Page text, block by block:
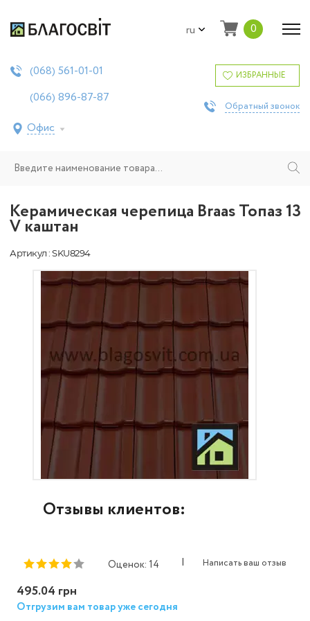
ru 0
(068) 561-01-01
(066) 896-87-87
Офис
ИЗБРАННЫЕ
Обратный звонок
Керамическая черепица Braas Топаз 13
V каштан
Артикул : SKU8294
Отзывы клиентов:
Оценок: 14 | Написать ваш отзыв
495.04 грн
Отгрузим вам товар уже сегодня